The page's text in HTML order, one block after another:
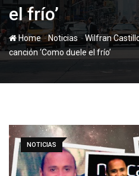
el frío’
Home-Noticias-Wilfran
canción ‘Como duele el frío’
NOTICIAS